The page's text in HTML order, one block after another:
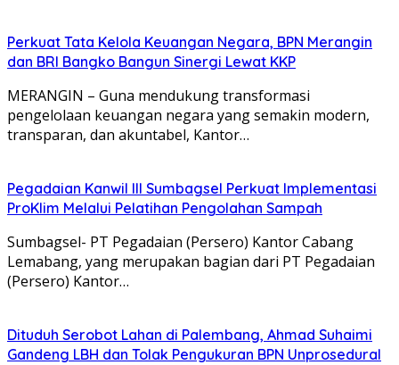
Perkuat Tata Kelola Keuangan Negara, BPN Merangin
dan BRI Bangko Bangun Sinergi Lewat KKP
MERANGIN – Guna mendukung transformasi
pengelolaan keuangan negara yang semakin modern,
transparan, dan akuntabel, Kantor…
Pegadaian Kanwil III Sumbagsel Perkuat Implementasi
ProKlim Melalui Pelatihan Pengolahan Sampah
Sumbagsel- PT Pegadaian (Persero) Kantor Cabang
Lemabang, yang merupakan bagian dari PT Pegadaian
(Persero) Kantor…
Dituduh Serobot Lahan di Palembang, Ahmad Suhaimi
Gandeng LBH dan Tolak Pengukuran BPN Unprosedural